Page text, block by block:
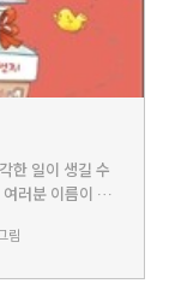
한 일이 생길 수
러분 이름이 무
님은 어떤 일
요.…
림